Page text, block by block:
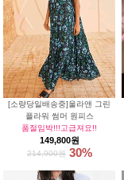
[소량당일배송중]울라앤 그린
플라워 썸머 원피스
품절임박!!!고급져요!!
149,800원
214,900원 30%